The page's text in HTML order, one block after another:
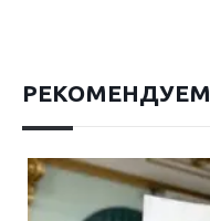
РЕКОМЕНДУЕМ